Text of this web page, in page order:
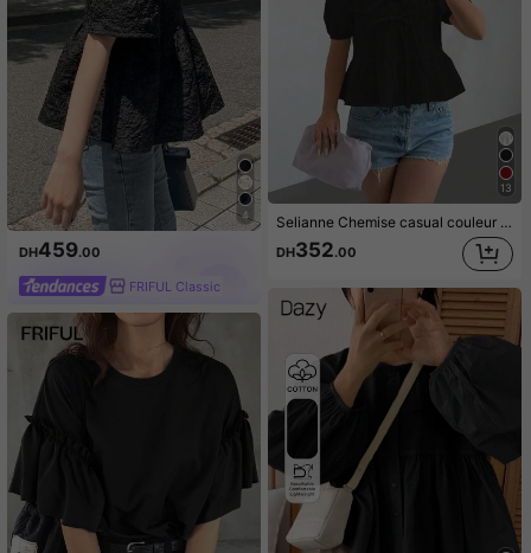
4
DH459.00
FRIFUL Classic
13
Selianne Chemise casual couleur unie avec manches bouffantes et décoration nœud
DH352.00